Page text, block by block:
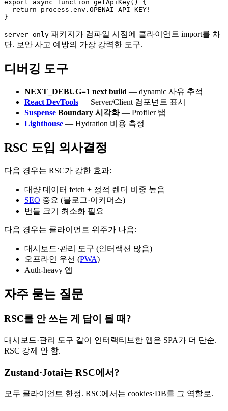
export async function getApiKey() {
  return process.env.OPENAI_API_KEY!
}
server-only 패키지가 컴파일 시점에 클라이언트 import를 차
단. 보안 사고 예방의 가장 강력한 도구.
디버깅 도구
NEXT_DEBUG=1 next build — dynamic 사유 추적
React DevTools — Server/Client 컴포넌트 표시
Suspense Boundary 시각화— Profiler 탭
Lighthouse — Hydration 비용 측정
RSC 도입 의사결정
다음 경우는 RSC가 강한 효과:
대량 데이터 fetch + 정적 렌더 비중 높음
SEO 중요 (블로그·이커머스)
번들 크기 최소화 필요
다음 경우는 클라이언트 위주가 나음:
대시보드·관리 도구 (인터랙션 많음)
오프라인 우선 (PWA)
Auth-heavy 앱
자주 묻는 질문
RSC를 안 쓰는 게 답이 될 때?
대시보드·관리 도구 같이 인터랙티브한 앱은 SPA가 더 단순.
RSC 강제 안 함.
Zustand·Jotai는 RSC에서?
모두 클라이언트 한정. RSC에서는 cookies·DB를 그 역할로.